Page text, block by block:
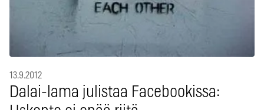
13.9.2012
Dalai-lama julistaa Facebookissa: